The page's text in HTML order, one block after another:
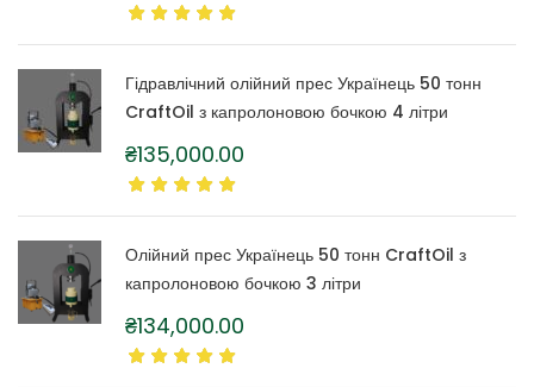
Гідравлічний олійний прес Українець 50 тонн
CraftOil з капролоновою бочкою 4 літри
₴135,000.00
Олійний прес Українець 50 тонн CraftOil з
капролоновою бочкою 3 літри
₴134,000.00